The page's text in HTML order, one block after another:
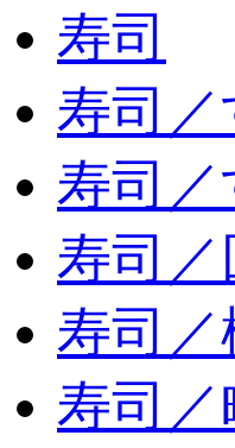
寿司
寿司
寿司
寿司／
寿司／
寿司／